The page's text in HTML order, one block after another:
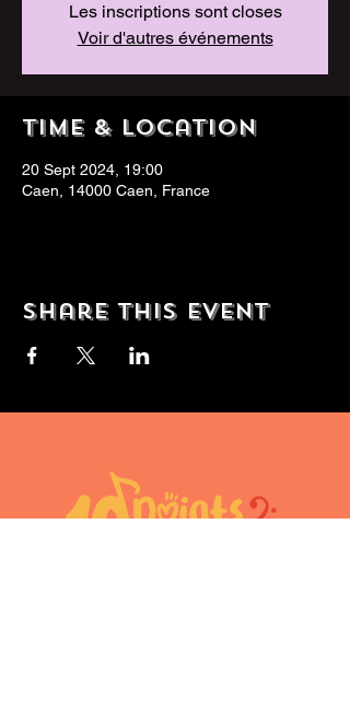
Les inscriptions sont closes
Voir d'autres événements
Time & Location
20 Sept 2024, 19:00
Caen, 14000 Caen, France
Share this event